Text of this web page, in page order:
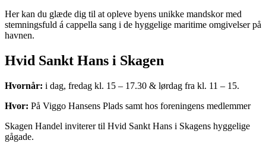
Her kan du glæde dig til at opleve byens unikke mandskor med
stemningsfuld á cappella sang i de hyggelige maritime omgivelser på
havnen.
Hvid Sankt Hans i Skagen
Hvornår: i dag, fredag kl. 15 – 17.30 & lørdag fra kl. 11 – 15.
Hvor: På Viggo Hansens Plads samt hos foreningens medlemmer
Skagen Handel inviterer til Hvid Sankt Hans i Skagens hyggelige
gågade.